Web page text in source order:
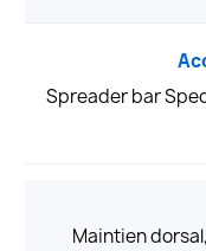
Spreader bar
Maintien